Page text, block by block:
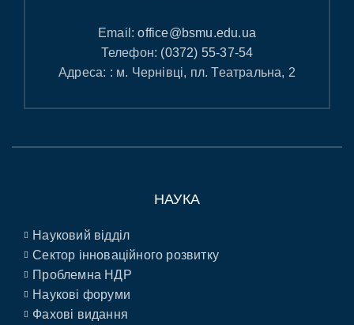
Email:office@bsmu.edu.ua
Телефон: (0372) 55-37-54
Адреса: : м. Чернівці, пл. Театральна, 2
НАУКА
Науковий відділ
Сектор інноваційного розвитку
Проблемна НДР
Наукові форуми
Фахові видання